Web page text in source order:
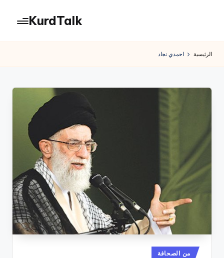
المحتوى
KurdTalk
الرئيسية احمدي نجاد
نُشرمن الصحافة